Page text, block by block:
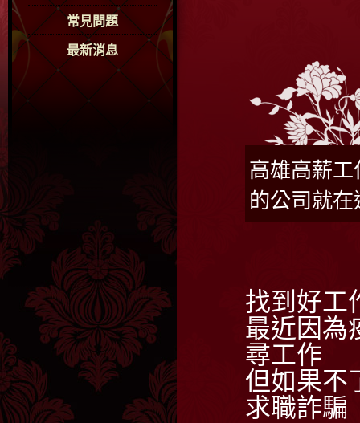
常見問題
最新消息
高雄高薪
的公司就在
找到好工
最近因為
尋工作
但如果不
求職詐騙